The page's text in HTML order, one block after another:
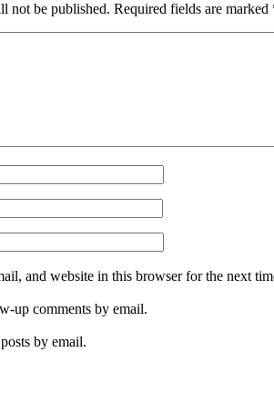
not be published. Required fields are marked
and website in this browser for the next
up comments by email.
by email.